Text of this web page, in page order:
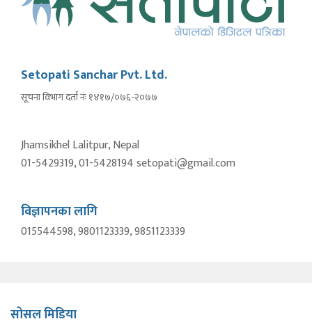
Setopati Sanchar Pvt. Ltd.
सूचना विभाग दर्ता नंः १४१७/०७६-२०७७
Jhamsikhel Lalitpur, Nepal
01-5429319, 01-5428194 setopati@gmail.com
विज्ञापनका लागि
015544598, 9801123339, 9851123339
सोसल मिडिया